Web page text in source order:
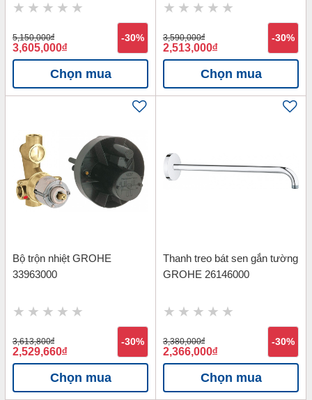
5,150,000đ
3,605,000đ
-30%
Chọn mua
3,590,000đ
2,513,000đ
-30%
Chọn mua
Bộ trộn nhiệt GROHE
33963000
3,613,800đ
2,529,660đ
-30%
Chọn mua
Thanh treo bát sen gắn tường
GROHE 26146000
3,380,000đ
2,366,000đ
-30%
Chọn mua